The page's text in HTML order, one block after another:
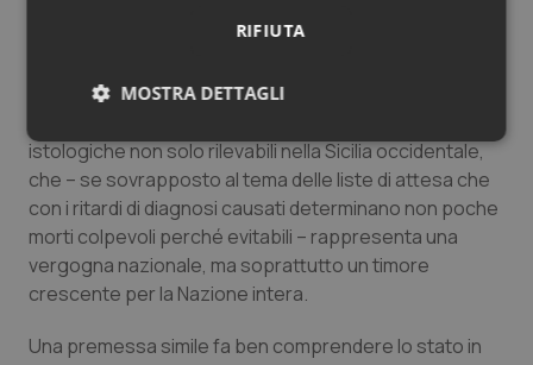
esattamente, 1405 campioni riferiti al 2024 e 1908 al
istologiche non solo rilevabili nella Sicilia occidentale,
che – se sovrapposto al tema delle liste di attesa che
con i ritardi di diagnosi causati determinano non poche
morti colpevoli perché evitabili – rappresenta una
vergogna nazionale, ma soprattutto un timore
crescente per la Nazione intera.
Una premessa simile fa ben comprendere lo stato in
RIFIUTA
MOSTRA DETTAGLI
Necessari Statistici Marketing
I cookie necessari contribuiscono a rendere fruibile il